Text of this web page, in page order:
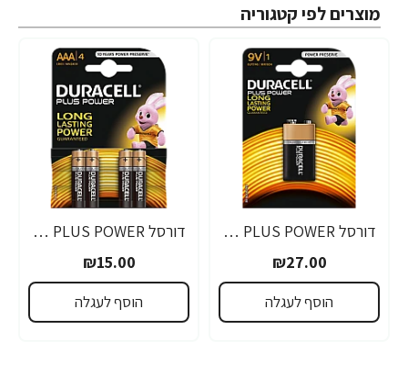
מוצרים לפי קטגוריה
דורסל PLUS POWER סוללות 9V אריזת 1 יחידות - מבית Duracell
₪27.00
הוסף לעגלה
דורסל PLUS POWER סוללות AAA אריזת 4 יחידות - מבית Duracell
₪15.00
הוסף לעגלה